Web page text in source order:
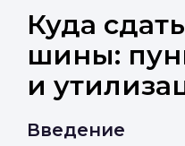
Куда
шины:
и
Введение